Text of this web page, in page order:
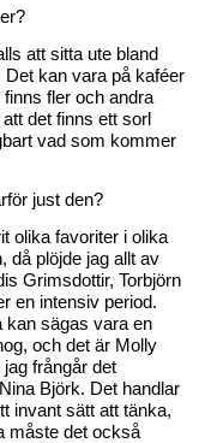
att sitta ute bland
kan vara på kaféer
fler och andra
det finns ett sorl
vad som kommer
just den?
olika favoriter i olika
då plöjde jag allt av
Grimsdottir, Torbjörn
en intensiv period.
kan sägas vara en
och det är Molly
frångår det
Björk. Det handlar
invant sätt att tänka,
måste det också